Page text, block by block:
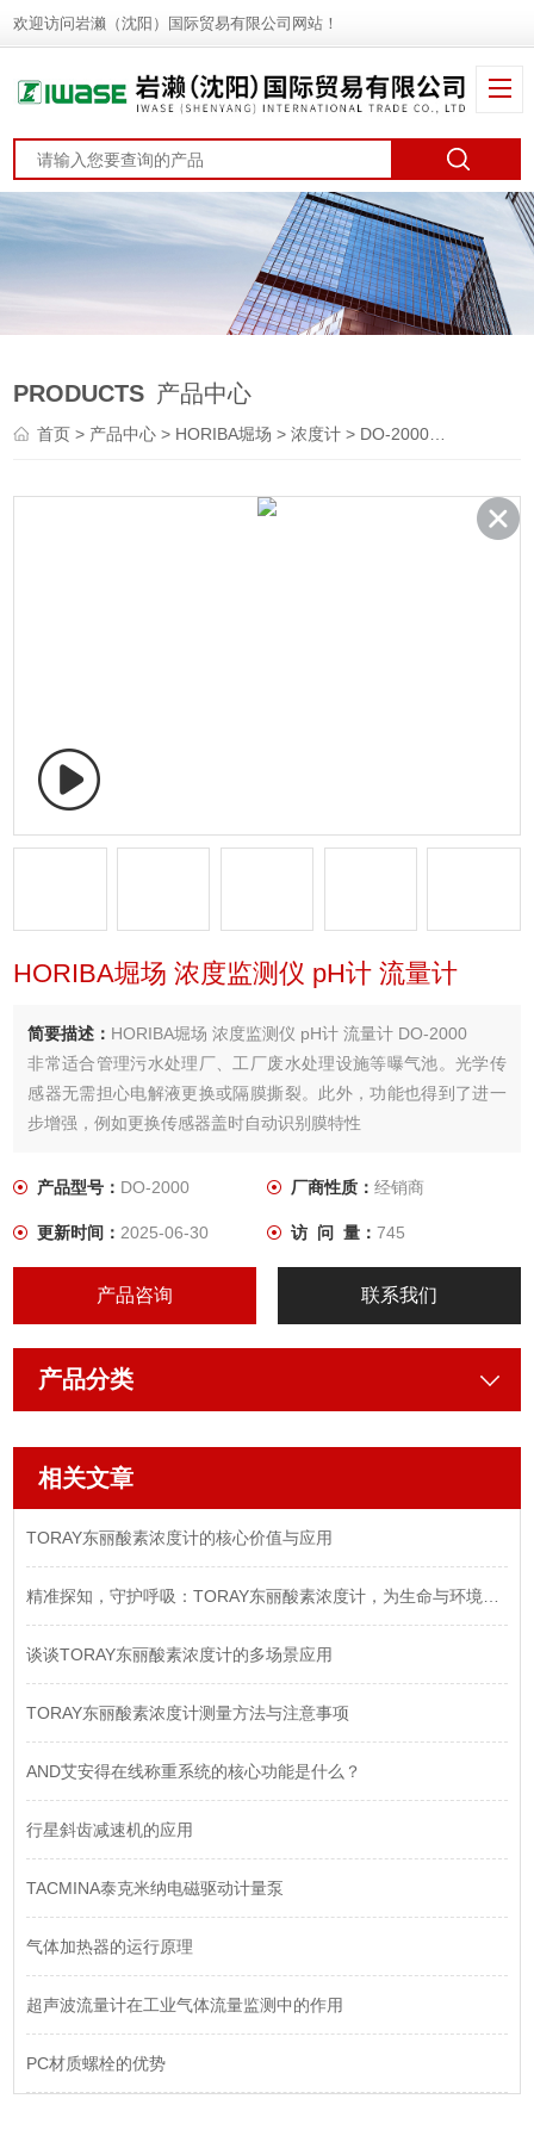
欢迎访问岩濑（沈阳）国际贸易有限公司网站！
PRODUCTS 产品中心
首页> 产品中心 > HORIBA堀场 >浓度计 > DO-2000HORIBA堀场 浓度监测仪 pH计 流量计
HORIBA堀场 浓度监测仪 pH计 流量计
简要描述： HORIBA堀场 浓度监测仪 pH计 流量计 DO-2000
非常适合管理污水处理厂、工厂废水处理设施等曝气池。光学传
感器无需担心电解液更换或隔膜撕裂。此外，功能也得到了进一
步增强，例如更换传感器盖时自动识别膜特性
产品型号： DO-2000 厂商性质： 经销商
更新时间：2025-06-30 访 问 量： 745
产品咨询 联系我们
产品分类
相关文章
TORAY东丽酸素浓度计的核心价值与应用
精准探知，守护呼吸：TORAY东丽酸素浓度计，为生命与环境注入安心
谈谈TORAY东丽酸素浓度计的多场景应用
TORAY东丽酸素浓度计测量方法与注意事项
AND艾安得在线称重系统的核心功能是什么？
​行星斜齿减速机的应用
TACMINA泰克米纳电磁驱动计量泵
气体加热器的运行原理
超声波流量计在工业气体流量监测中的作用
PC材质螺栓的优势